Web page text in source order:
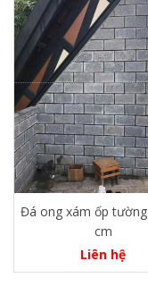
Đá ong xám ốp
cm
Liên hệ